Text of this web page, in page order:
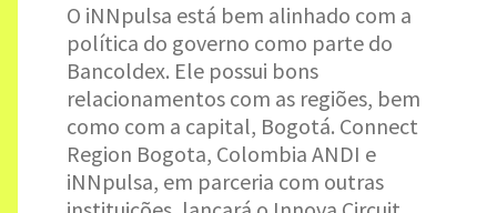
O iNNpulsa está bem alinhado com a
política do governo como parte do
Bancoldex. Ele possui bons
relacionamentos com as regiões, bem
como com a capital, Bogotá. Connect
Region Bogota, Colombia ANDI e
iNNpulsa, em parceria com outras